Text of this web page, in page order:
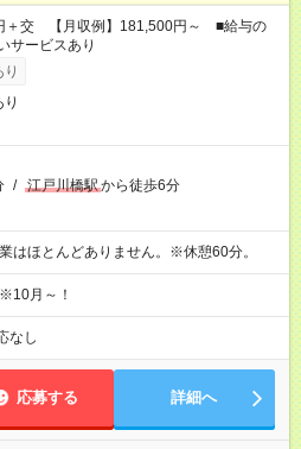
＋交 【月収例】181,500円～ ■給与の
サービスあり
/ 江戸川橋駅から徒歩6分
ほとんどありません。※休憩60分。
月～！
なし
応募する 詳細へ